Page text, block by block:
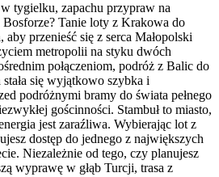
tygielku, zapachu przypraw na
Tanie loty z Krakowa do
aby przenieść się z serca Małopolski
metropolii na styku dwóch
połączeniom, podróż z Balic do
się wyjątkowo szybka i
podróżnymi bramy do świata pełnego
gościnności. Stambuł to miasto,
jest zaraźliwa. Wybierając lot z
dostęp do jednego z największych
Niezależnie od tego, czy planujesz
wyprawę w głąb Turcji, trasa z